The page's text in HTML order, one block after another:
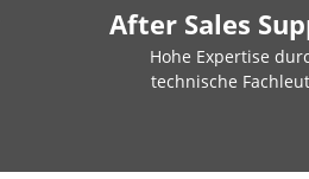
After Sales
Hohe Expertise
technische